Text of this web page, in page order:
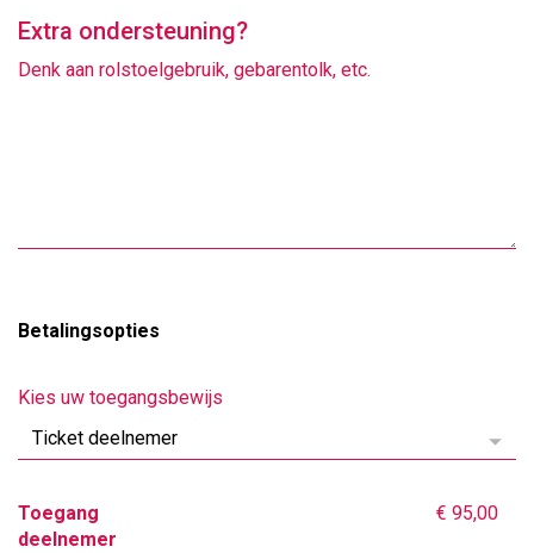
Extra ondersteuning?
Denk aan rolstoelgebruik, gebarentolk, etc.
Betalingsopties
Kies uw toegangsbewijs
Toegang
deelnemer
€ 95,00